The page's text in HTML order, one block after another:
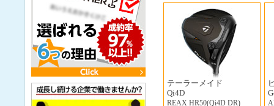
テーラーメイド
Qi4D
REAX HR50(Qi4D DR)